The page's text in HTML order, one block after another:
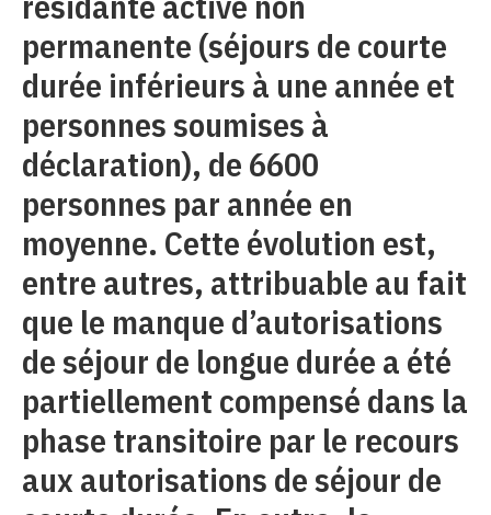
permanente (séjours de courte
durée inférieurs à une année et
personnes soumises à
déclaration), de 6600
personnes par année en
moyenne. Cette évolution est,
entre autres, attribuable au fait
que le manque d’autorisations
de séjour de longue durée a été
partiellement compensé dans la
phase transitoire par le recours
aux autorisations de séjour de